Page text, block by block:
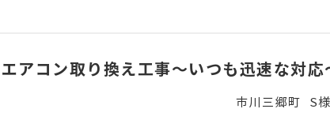
エアコン取り換え工事～いつも迅速な対応
市川三郷町 S様